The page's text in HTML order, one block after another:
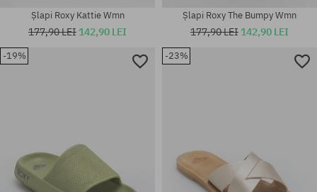
Șlapi Roxy Kattie Wmn
177,90 LEI 142,90 LEI
Șlapi Roxy The Bumpy Wmn
177,90 LEI 142,90 LEI
-19% -23%